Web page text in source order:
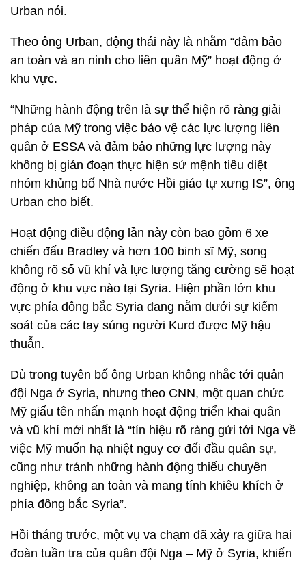
Urban nói.
Theo ông Urban, động thái này là nhằm “đảm bảo
an toàn và an ninh cho liên quân Mỹ” hoạt động ở
khu vực.
“Những hành động trên là sự thể hiện rõ ràng giải
pháp của Mỹ trong việc bảo vệ các lực lượng liên
quân ở ESSA và đảm bảo những lực lượng này
không bị gián đoạn thực hiện sứ mệnh tiêu diệt
nhóm khủng bố Nhà nước Hồi giáo tự xưng IS”, ông
Urban cho biết.
Hoạt động điều động lần này còn bao gồm 6 xe
chiến đấu Bradley và hơn 100 binh sĩ Mỹ, song
không rõ số vũ khí và lực lượng tăng cường sẽ hoạt
động ở khu vực nào tại Syria. Hiện phần lớn khu
vực phía đông bắc Syria đang nằm dưới sự kiểm
soát của các tay súng người Kurd được Mỹ hậu
thuẫn.
Dù trong tuyên bố ông Urban không nhắc tới quân
đội Nga ở Syria, nhưng theo CNN, một quan chức
Mỹ giấu tên nhấn mạnh hoạt động triển khai quân
và vũ khí mới nhất là “tín hiệu rõ ràng gửi tới Nga về
việc Mỹ muốn hạ nhiệt nguy cơ đối đầu quân sự,
cũng như tránh những hành động thiếu chuyên
nghiệp, không an toàn và mang tính khiêu khích ở
phía đông bắc Syria”.
Hồi tháng trước, một vụ va chạm đã xảy ra giữa hai
đoàn tuần tra của quân đội Nga – Mỹ ở Syria, khiến